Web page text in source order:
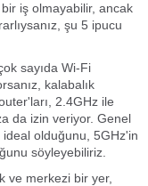
iş olmayabilir, ancak
şu 5 ipucu
sayıda Wi-Fi
kalabalık
2.4GHz ile
da izin veriyor. Genel
olduğunu, 5GHz'in
söyleyebiliriz.
ve merkezi bir yer,